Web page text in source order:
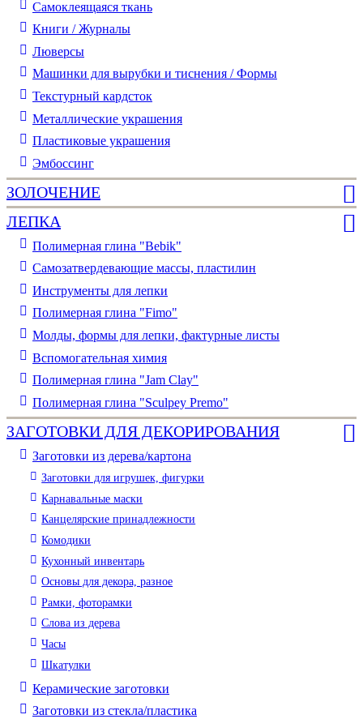
Самоклеящаяся ткань
Книги / Журналы
Люверсы
Машинки для вырубки и тиснения / Формы
Текстурный кардсток
Металлические украшения
Пластиковые украшения
Эмбоссинг
ЗОЛОЧЕНИЕ
ЛЕПКА
Полимерная глина "Bebik"
Самозатвердевающие массы, пластилин
Инструменты для лепки
Полимерная глина "Fimo"
Молды, формы для лепки, фактурные листы
Вспомогательная химия
Полимерная глина "Jam Clay"
Полимерная глина "Sculpey Premo"
ЗАГОТОВКИ ДЛЯ ДЕКОРИРОВАНИЯ
Заготовки из дерева/картона
Заготовки для игрушек, фигурки
Карнавальные маски
Канцелярские принадлежности
Комодики
Кухонный инвентарь
Основы для декора, разное
Рамки, фоторамки
Слова из дерева
Часы
Шкатулки
Керамические заготовки
Заготовки из стекла/пластика